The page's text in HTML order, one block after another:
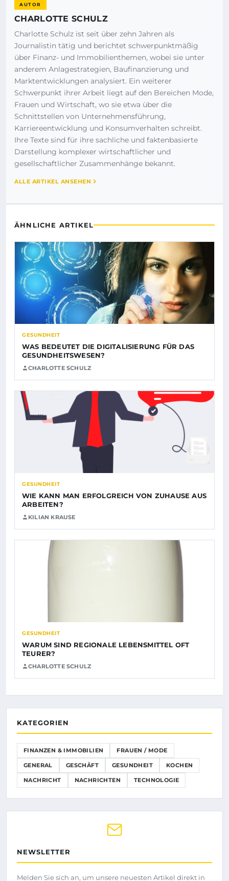
AUTOR
CHARLOTTE SCHULZ
Charlotte Schulz ist seit über zehn Jahren als
Journalistin tätig und berichtet schwerpunktmäßig
über Finanz- und Immobilienthemen, wobei sie unter
anderem Anlagestrategien, Baufinanzierung und
Marktentwicklungen analysiert. Ein weiterer
Schwerpunkt ihrer Arbeit liegt auf den Bereichen Mode,
Frauen und Wirtschaft, wo sie etwa über die
Schnittstellen von Unternehmensführung,
Karriereentwicklung und Konsumverhalten schreibt.
Ihre Texte sind für ihre sachliche und faktenbasierte
Darstellung komplexer wirtschaftlicher und
gesellschaftlicher Zusammenhänge bekannt.
ALLE ARTIKEL ANSEHEN
ÄHNLICHE ARTIKEL
GESUNDHEIT
WAS BEDEUTET DIE DIGITALISIERUNG FÜR DAS
GESUNDHEITSWESEN?
CHARLOTTE SCHULZ
GESUNDHEIT
WIE KANN MAN ERFOLGREICH VON ZUHAUSE AUS
ARBEITEN?
KILIAN KRAUSE
GESUNDHEIT
WARUM SIND REGIONALE LEBENSMITTEL OFT
TEURER?
CHARLOTTE SCHULZ
KATEGORIEN
FINANZEN & IMMOBILIEN FRAUEN / MODE
GENERAL GESCHÄFT GESUNDHEIT KOCHEN
NACHRICHT NACHRICHTEN TECHNOLOGIE
NEWSLETTER
Melden Sie sich an, um unsere neuesten Artikel direkt in